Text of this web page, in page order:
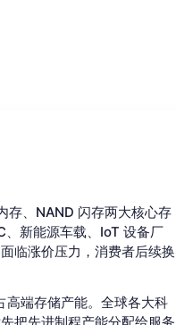
存、NAND 闪存两大核心存
新能源车载、IoT 设备厂
临涨价压力，消费者后续换
高端存储产能。全球各大科